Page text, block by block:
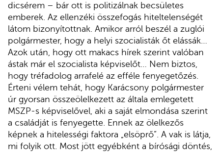
dicsérem – bár ott is politizálnak becsületes
emberek. Az ellenzéki összefogás hiteltelenségét
látom bizonyítottnak. Amikor arról beszél a zuglói
polgármester, hogy a helyi szocialisták őt elássák…
Azok után, hogy ott makacs hírek szerint valóban
ástak már el szocialista képviselőt… Nem biztos,
hogy tréfadolog arrafelé az efféle fenyegetőzés.
Érteni vélem tehát, hogy Karácsony polgármester
úr gyorsan összeölelkezett az általa emlegetett
MSZP-s képviselővel, aki a saját elmondása szerint
a családját is fenyegette. Ennek az ölelkezős
képnek a hitelességi faktora „elsöprő”. A vak is látja,
mi folyik ott. Most jött egyébként a bírósági döntés,